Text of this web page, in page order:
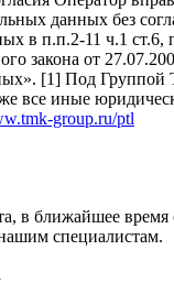
данных без
в п.п.2-11 ч.1 ст.6,
закона от
[1] Под
все иные
group.ru/ptl
в ближайшее время
специалистам.